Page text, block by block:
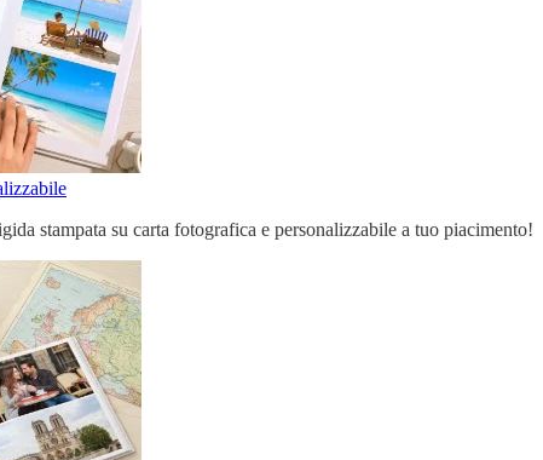
stampata su carta fotografica e personalizzabile a tuo piacimento!